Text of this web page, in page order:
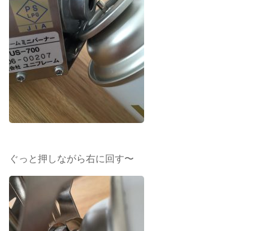
ぐっと押しながら右に回す〜